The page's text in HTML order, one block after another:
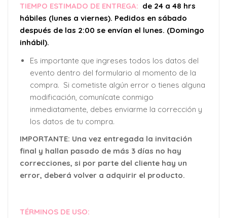
TIEMPO ESTIMADO DE ENTREGA: de 24 a 48 hrs
hábiles (lunes a viernes). Pedidos en sábado
después de las 2:00 se envían el lunes. (Domingo
inhábil).
Es importante que ingreses todos los datos del
evento dentro del formulario al momento de la
compra. Si cometiste algún error o tienes alguna
modificación, comunícate conmigo
inmediatamente, debes enviarme la corrección y
los datos de tu compra.
IMPORTANTE: Una vez entregada la invitación
final y hallan pasado de más 3 días no hay
correcciones, si por parte del cliente hay un
error, deberá volver a adquirir el producto.
TÉRMINOS DE USO: